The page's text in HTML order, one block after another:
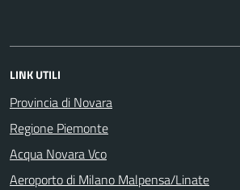
LINK UTILI
Provincia di Novara
Regione Piemonte
Acqua Novara Vco
Aeroporto di Milano Malpensa/Linate